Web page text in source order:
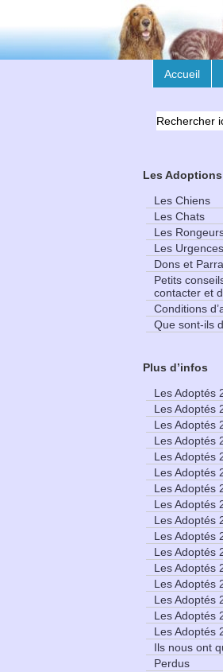
Accueil
Les Adoptions
Les Chiens
Les Chats
Les
Les Urgences
Dons et
Petits
contacter et
Conditions
Que sont-ils
Plus d’infos
Les Adoptés
Les Adoptés
Les Adoptés
Les Adoptés
Les Adoptés
Les Adoptés
Les Adoptés
Les Adoptés
Les Adoptés
Les Adoptés
Les Adoptés
Les Adoptés
Les Adoptés
Les Adoptés
Les Adoptés
Les Adoptés
Ils nous ont
Perdus